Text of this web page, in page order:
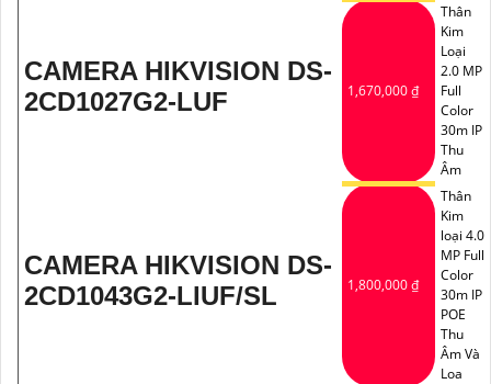
CAMERA HIKVISION DS-
2CD1027G2-LUF
1,670,000 ₫
Thân
Kim
Loại
2.0 MP
Full
Color
30m IP
Thu
Âm
CAMERA HIKVISION DS-
2CD1043G2-LIUF/SL
1,800,000 ₫
Thân
Kim
loại 4.0
MP Full
Color
30m IP
POE
Thu
Âm Và
Loa